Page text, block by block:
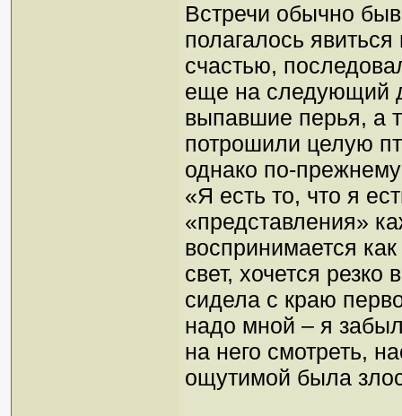
Встречи обычно
полагалось
счастью,
еще на следующий
выпавшие перья, а
потрошили целую
однако по-
«Я есть то, что я
«представления»
воспринимается
свет, хочется
сидела с краю
надо мной – я
на него смотреть,
ощутимой была